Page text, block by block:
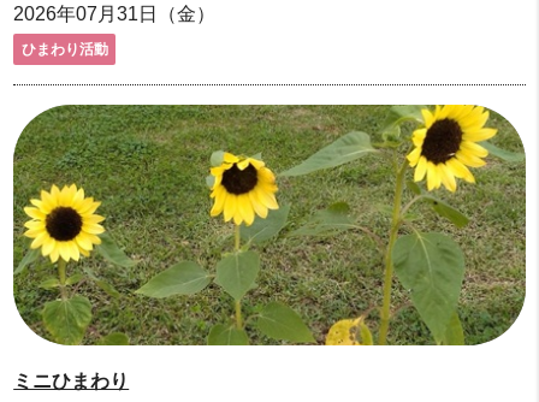
2026年07月31日（金）
ひまわり活動
ミニひまわり